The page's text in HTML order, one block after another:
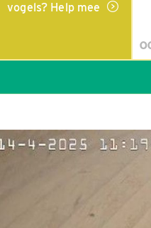
vogels? Help mee